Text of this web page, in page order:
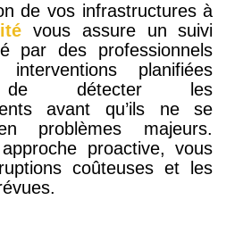
de vos infrastructures à
vous assure un suivi
par des professionnels
planifiées
de détecter les
avant qu’ils ne se
problèmes majeurs.
proactive, vous
coûteuses et les